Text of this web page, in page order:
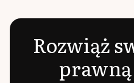
Rozwiąż